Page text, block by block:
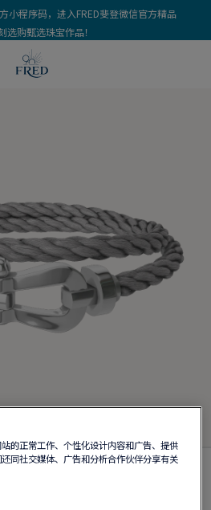
小程序码，进入FRED斐登微信官方精品
选购甄选珠宝作品！
的正常工作、个性化设计内容和广告、提供
同社交媒体、广告和分析合作伙伴分享有关